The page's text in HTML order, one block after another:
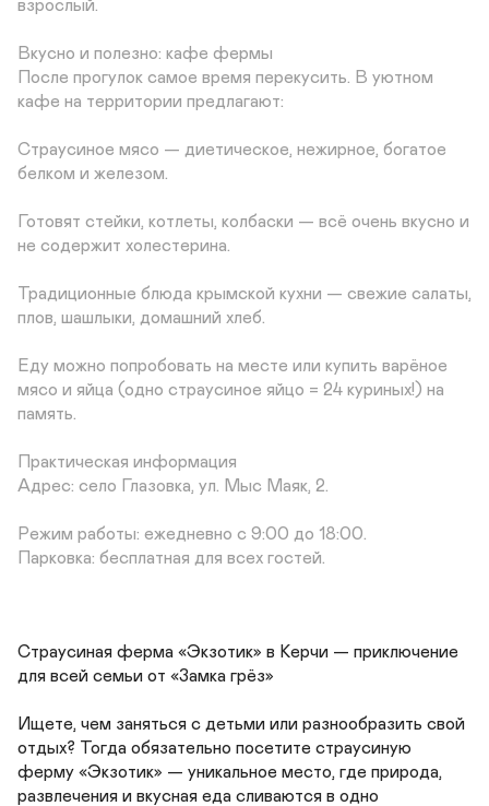
взрослый.
Вкусно и полезно: кафе фермы
После прогулок самое время перекусить. В уютном
кафе на территории предлагают:
Страусиное мясо — диетическое, нежирное, богатое
белком и железом.
Готовят стейки, котлеты, колбаски — всё очень вкусно и
не содержит холестерина.
Традиционные блюда крымской кухни — свежие салаты,
плов, шашлыки, домашний хлеб.
Еду можно попробовать на месте или купить варёное
мясо и яйца (одно страусиное яйцо = 24 куриных!) на
память.
Практическая информация
Адрес: село Глазовка, ул. Мыс Маяк, 2.
Режим работы: ежедневно с 9:00 до 18:00.
Парковка: бесплатная для всех гостей.
Страусиная ферма «Экзотик» в Керчи — приключение
для всей семьи от «Замка грёз»
Ищете, чем заняться с детьми или разнообразить свой
отдых? Тогда обязательно посетите страусиную
ферму «Экзотик» — уникальное место, где природа,
развлечения и вкусная еда сливаются в одно